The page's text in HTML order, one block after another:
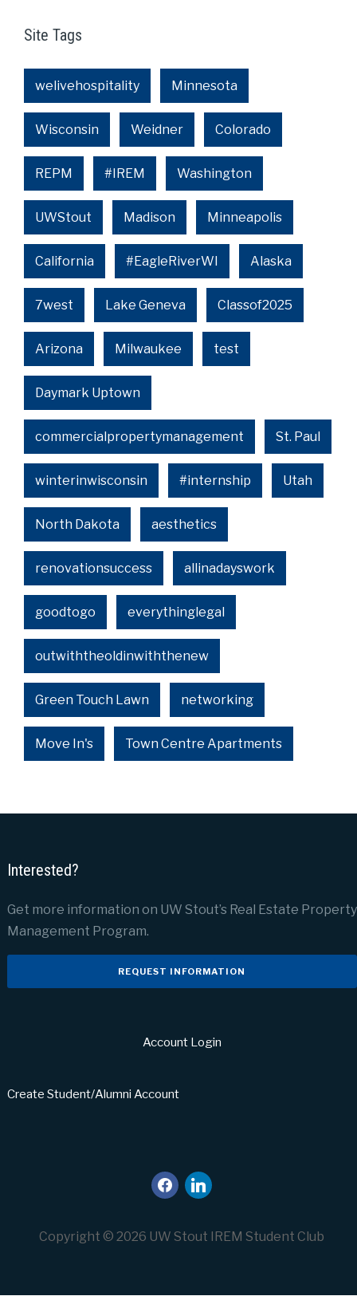
Site Tags
welivehospitality Minnesota
Wisconsin Weidner Colorado
REPM #IREM Washington
UWStout Madison Minneapolis
California #EagleRiverWI Alaska
7west Lake Geneva Classof2025
Arizona Milwaukee test
Daymark Uptown
commercialpropertymanagement St. Paul
winterinwisconsin #internship Utah
North Dakota aesthetics
renovationsuccess allinadayswork
goodtogo everythinglegal
outwiththeoldinwiththenew
Green Touch Lawn networking
Move In's Town Centre Apartments
Interested?
Get more information on UW Stout’s Real Estate Property
Management Program.
REQUEST INFORMATION
Account Login
Create Student/Alumni Account
facebook
linkedin
Copyright © 2026 UW Stout IREM Student Club